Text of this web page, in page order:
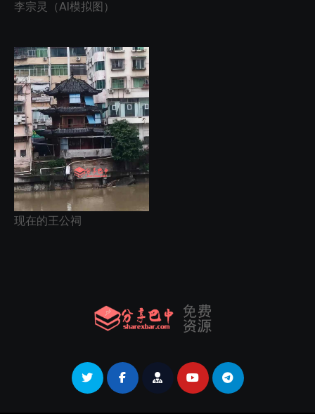
李宗灵（AI模拟图）
现在的王公祠